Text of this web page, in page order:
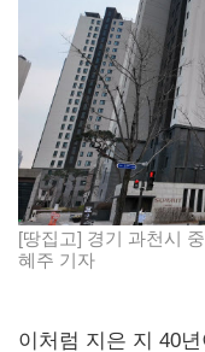
[땅집고] 경기 과천시
혜주 기자
이처럼 지은 지 40